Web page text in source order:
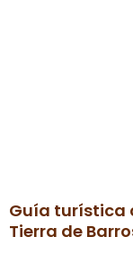
Guía turística
Tierra de